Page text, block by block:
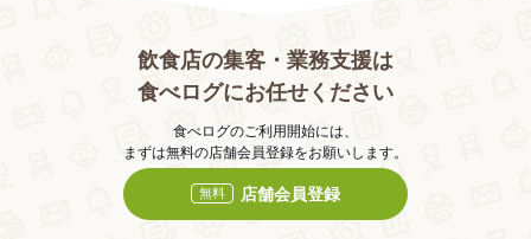
飲食店の集客・業務支援は
食べログにお任せください
食べログのご利用開始には、
まずは無料の店舗会員登録をお願いします。
無料 店舗会員登録